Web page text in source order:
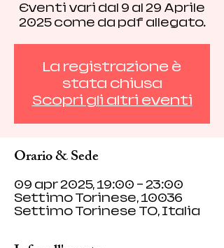
Eventi vari dal 9 al 29 Aprile
2025 come da pdf allegato.
La registrazione è
stata chiusa
Scopri gli altri eventi
Orario & Sede
09 apr 2025, 19:00 – 23:00
Settimo Torinese, 10036
Settimo Torinese TO, Italia